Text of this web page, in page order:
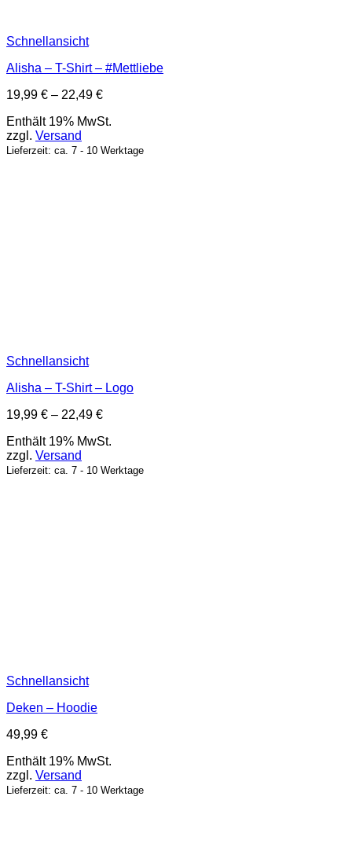
Schnellansicht
Alisha – T-Shirt – #Mettliebe
19,99 € – 22,49 €Preisspanne:
bis
Enthält 19% MwSt.
zzgl. Versand
Lieferzeit: ca. 7 - 10 Werktage
Schnellansicht
Alisha – T-Shirt – Logo
19,99 € – 22,49 €Preisspanne:
bis
Enthält 19% MwSt.
zzgl. Versand
Lieferzeit: ca. 7 - 10 Werktage
Schnellansicht
Deken – Hoodie
49,99 €
Enthält 19% MwSt.
zzgl. Versand
Lieferzeit: ca. 7 - 10 Werktage